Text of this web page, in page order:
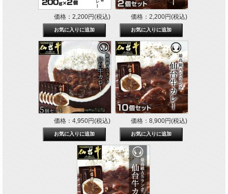
価格：2,200円(税込) 価格：2,200円(税込)
価格：4,950円(税込) 価格：8,900円(税込)